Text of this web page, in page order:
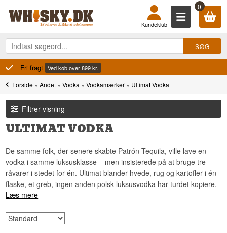
0
Kundeklub
Fri fragt Ved køb over 899 kr.
Forside »Andet »Vodka »Vodkamærker » Ultimat Vodka
Filtrer visning
ULTIMAT VODKA
De samme folk, der senere skabte Patrón Tequila, ville lave en
vodka i samme luksusklasse – men insisterede på at bruge tre
råvarer i stedet for én. Ultimat blander hvede, rug og kartofler i én
flaske, et greb, ingen anden polsk luksusvodka har turdet kopiere.
Læs mere